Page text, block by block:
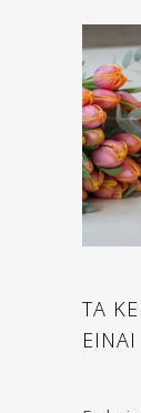
ΤΑ